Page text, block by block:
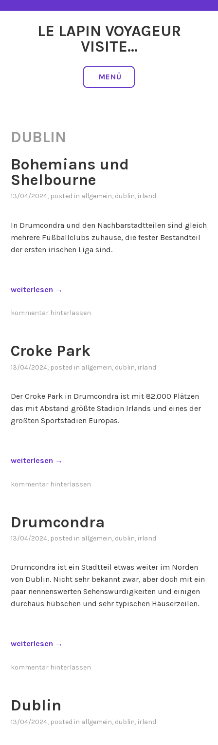
LE LAPIN VOYAGEUR
VISITE…
MENÜ
DUBLIN
Bohemians und
Shelbourne
13/04/2024, posted in allgemein, dublin, irland
In Drumcondra und den Nachbarstadtteilen sind gleich
mehrere Fußballclubs zuhause, die fester Bestandteil
der ersten irischen Liga sind.
„
o
m
s
u
n
h
l
u
“
weiterlesen →
kommentar hinterlassen
Croke Park
13/04/2024, posted in allgemein, dublin, irland
Der Croke Park in Drumcondra ist mit 82.000 Plätzen
das mit Abstand größte Stadion Irlands und eines der
größten Sportstadien Europas.
„
r
e
k
“
weiterlesen →
kommentar hinterlassen
Drumcondra
13/04/2024, posted in allgemein, dublin, irland
Drumcondra ist ein Stadtteil etwas weiter im Norden
von Dublin. Nicht sehr bekannt zwar, aber doch mit ein
paar nennenswerten Sehenswürdigkeiten und einigen
durchaus hübschen und sehr typischen Häuserzeilen.
„
r
c
weiterlesen →
kommentar hinterlassen
Dublin
13/04/2024, posted in allgemein, dublin, irland